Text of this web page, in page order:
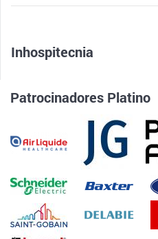
Inhospitecnia
Patrocinadores Platino